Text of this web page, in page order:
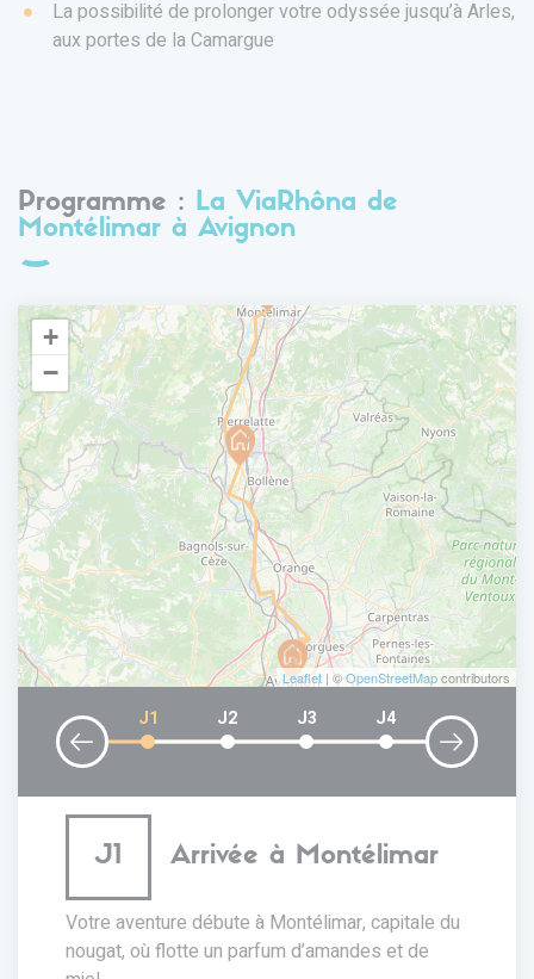
​La possibilité de prolonger votre odyssée jusqu’à Arles,
aux portes de la Camargue
Programme : La ViaRhôna de
Montélimar à Avignon
+
−
Leaflet | ©OpenStreetMapcontributors
J1 J2 J3 J4
J1 Arrivée à Montélimar
Votre aventure débute à Montélimar, capitale du
nougat, où flotte un parfum d’amandes et de